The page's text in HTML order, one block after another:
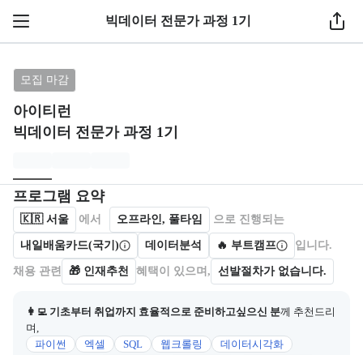
빅데이터 전문가 과정 1기
1 / 4
모집 마감
아이티런
빅데이터 전문가 과정 1기
브랜드: 아이티런, 과정명: 빅데이터 전문가 과정 1기
모집개요
프로그램 요약
캠프를 운영하거나 참여하는 회사 정보를 카드 형태로 제공한다.
🇰🇷 서울 에서 오프라인, 풀타임 으로 진행되는
내일배움카드(국기) 데이터분석 🔥 부트캠프 입니다.
채용 관련 🎁 인재추천 혜택이 있으며, 선발절차가 없습니다.
👩‍💻 기초부터 취업까지 효율적으로 준비하고싶으신 분께 추천드리
며,
파이썬
엑셀 SQL 웹크롤링
데이터시각화